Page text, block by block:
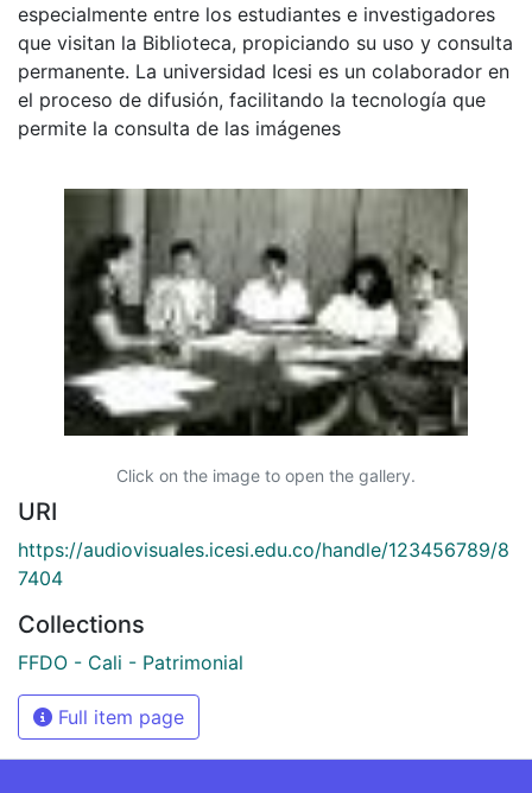
especialmente entre los estudiantes e investigadores
que visitan la Biblioteca, propiciando su uso y consulta
permanente. La universidad Icesi es un colaborador en
el proceso de difusión, facilitando la tecnología que
permite la consulta de las imágenes
Click on the image to open the gallery.
URI
https://audiovisuales.icesi.edu.co/handle/123456789/8
7404
Collections
FFDO - Cali - Patrimonial
Full item page